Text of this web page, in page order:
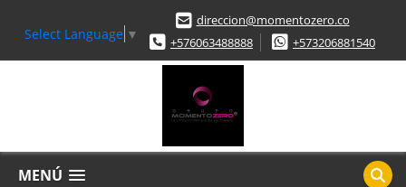
Select Language ▼
direccion@momentozero.co
+576063488888
+573206881540
MENÚ